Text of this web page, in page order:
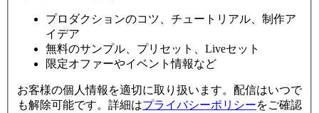
プロダクションのコツ、チュートリアル、制作ア
イデア
無料のサンプル、プリセット、Liveセット
限定オファーやイベント情報など
お客様の個人情報を適切に取り扱います。配信はいつで
も解除可能です。詳細はプライバシーポリシーをご確認